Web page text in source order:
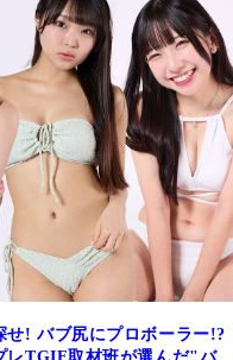
せ! バブ尻にプロボーラー!?